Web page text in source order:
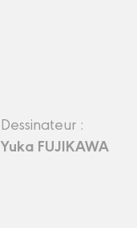
Dessinateur :
Yuka FUJIKAWA